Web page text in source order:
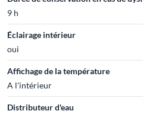
9 h
Éclairage intérieur
oui
Affichage de la température
A l'intérieur
Distributeur d'eau